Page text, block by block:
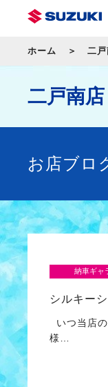
ホーム 二
二戸南店
お店ブロ
納車ギャ
シルキー
いつ当店
様…